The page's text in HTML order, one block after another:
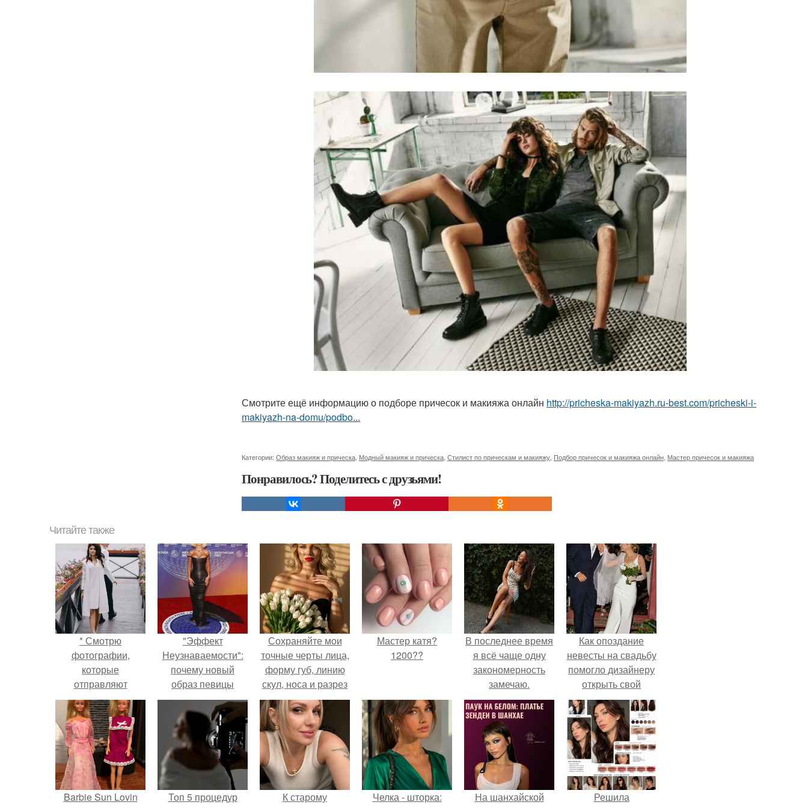
Смотрите ещё информацию о подборе причесок и макияжа онлайн http://pricheska-makiyazh.ru-best.com/pricheski-i-
makiyazh-na-domu/podbo...
Категории: Образ макияж и прическа Модный макияж и прическа Стилист по прическам и макияжу Подбор причесок и макияжа онлайн Мастер причесок и макияжа
Понравилось? Поделитесь с друзьями!
Читайте также
* Смотрю
фотографии,
которые
отправляют
проффессиональные
фотографы, и
вспоминаю, как я к
этому шла.
"Эффект
Неузнаваемости":
почему новый
образ певицы
вызвал споры о
гранях
возможного?
Сохраняйте мои
точные черты лица,
форму губ, линию
скул, носа и разрез
глаз.
Мастер катя?
1200??
В последнее время
я всё чаще одну
закономерность
замечаю.
Как опоздание
невесты на свадьбу
помогло дизайнеру
открыть свой
бренд.
Barbie Sun Lovin
Топ 5 процедур
К старому
Челка - шторка:
На шанхайской
Решила